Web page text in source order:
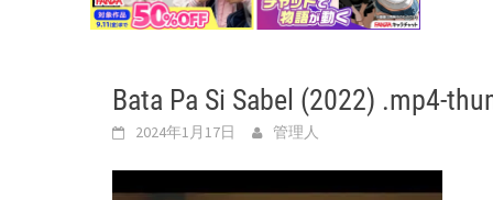
Bata Pa Si Sabel (2022) .mp4-
2024年1月17日 管理人